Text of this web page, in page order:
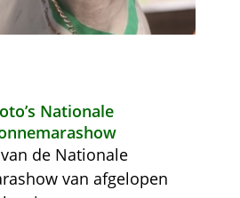
Nationale
van de Nationale
van afgelopen